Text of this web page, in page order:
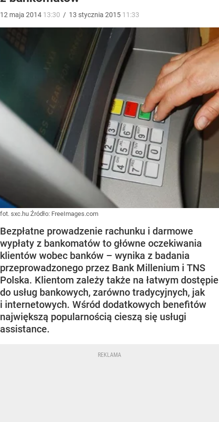
12 maja 2014 13:30 / 13 stycznia 2015 11:33
fot. sxc.hu Źródło: FreeImages.com
Bezpłatne prowadzenie rachunku i darmowe
wypłaty z bankomatów to główne oczekiwania
klientów wobec banków – wynika z badania
przeprowadzonego przez Bank Millenium i TNS
Polska. Klientom zależy także na łatwym dostępie
do usług bankowych, zarówno tradycyjnych, jak
i internetowych. Wśród dodatkowych benefitów
największą popularnością cieszą się usługi
assistance.